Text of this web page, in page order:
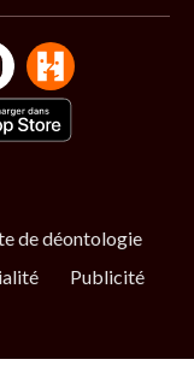
de déontologie
Publicité